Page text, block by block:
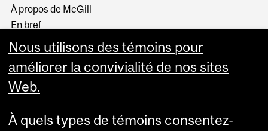
À propos de McGill
En bref
Histoire
La haute direction
Nous utilisons des témoins pour
améliorer la convivialité de nos sites
Web.
À quels types de témoins consentez-